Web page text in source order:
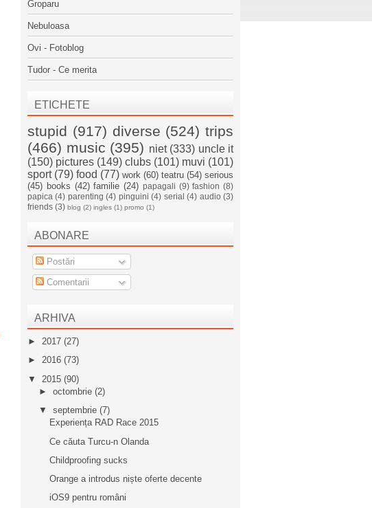
Groparu
Nebuloasa
Ovi - Fotoblog
Tudor - Ce merita
ETICHETE
stupid (917) diverse (524) trips
(466) music (395) niet (333) uncle it
(150) pictures (149) clubs (101) muvi (101)
sport (79) food (77) work (60) teatru (54) serious
(45) books (42) familie (24) papagali (9) fashion (8)
papica (4) parenting (4) pinguini (4) serial (4) audio (3)
friends (3) blog (2) ingles (1) promo (1)
ABONARE
Postări
Comentarii
ARHIVA
► 2017 (27)
► 2016 (73)
▼ 2015 (90)
► octombrie (2)
▼ septembrie (7)
Experiența RAD Race 2015
Ce căuta Turcu-n Olanda
Childproofing sucks
Orange a introdus niște oferte decente
iOS9 pentru români